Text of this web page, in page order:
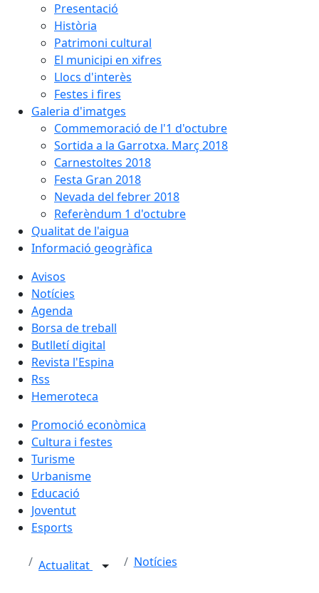
Presentació
Història
Patrimoni cultural
El municipi en xifres
Llocs d'interès
Festes i fires
Galeria d'imatges
Commemoració de l'1 d'octubre
Sortida a la Garrotxa. Març 2018
Carnestoltes 2018
Festa Gran 2018
Nevada del febrer 2018
Referèndum 1 d'octubre
Qualitat de l'aigua
Informació geogràfica
Avisos
Notícies
Agenda
Borsa de treball
Butlletí digital
Revista l'Espina
Rss
Hemeroteca
Promoció econòmica
Cultura i festes
Turisme
Urbanisme
Educació
Joventut
Esports
Actualitat Notícies